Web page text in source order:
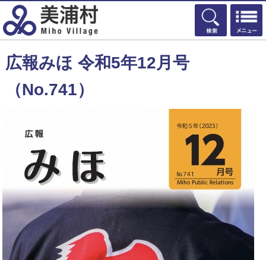
検索
広報みほ 令和5年12月号
（No.741）